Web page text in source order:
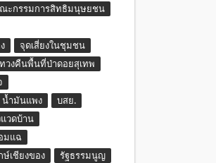
ะกรรมการสิทธิมนุษยชน
จุดเสี่ยงในชุมชน
ทวงคืนพื้นที่ป่าดอยสุเทพ
น้ำมันแพง
บสย.
วดบ้าน
มแฉ
ษ์เชียงของ รัฐธรรมนูญ